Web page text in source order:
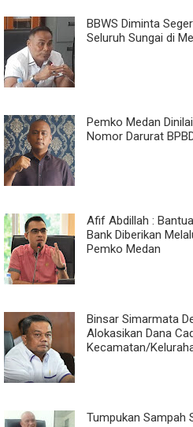
BBWS Diminta
Seluruh Sungai di
Pemko Medan
Nomor Darurat
Afif Abdillah :
Bank Diberikan
Pemko Medan
Binsar Simarmata
Alokasikan Dana
Kecamatan/
Tumpukan Sampah